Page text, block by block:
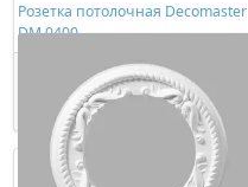
Розетка потолочная Decomaster
DM 0400
2840,00 ₽/шт
Купить